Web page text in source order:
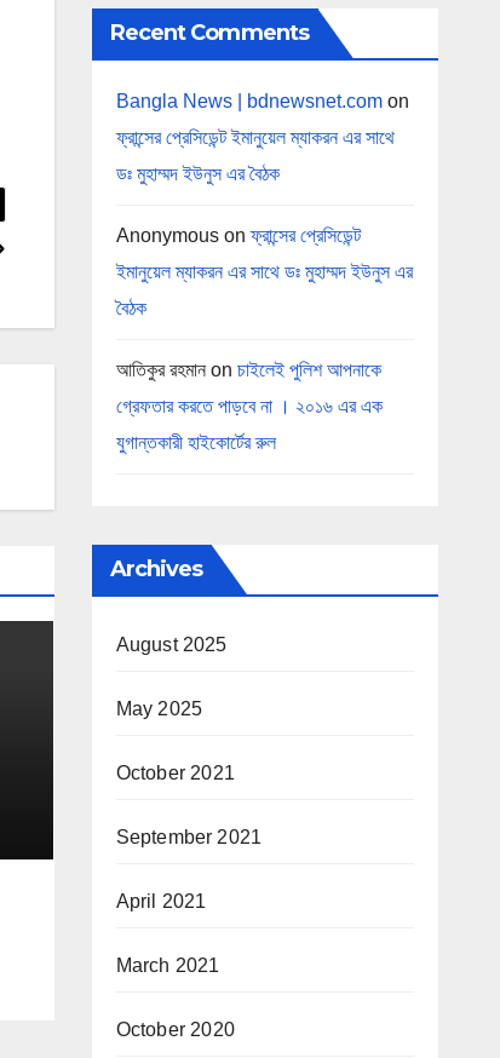
Recent Comments
Bangla News | bdnewsnet.comon
ফ্রান্সের প্রেসিডেন্ট ইমানুয়েল ম্যাকরন এর সাথে
ডঃ মুহাম্মদ ইউনুস এর বৈঠক
Anonymousonফ্রান্সের প্রেসিডেন্ট
ইমানুয়েল ম্যাকরন এর সাথে ডঃ মুহাম্মদ ইউনুস এর
বৈঠক
আতিকুর রহমানon চাইলেই পুলিশ আপনাকে
গ্রেফতার করতে পাড়বে না । ২০১৬ এর এক
যুগান্তকারী হাইকোর্টের রুল
Archives
August 2025
May 2025
October 2021
September 2021
April 2021
March 2021
October 2020